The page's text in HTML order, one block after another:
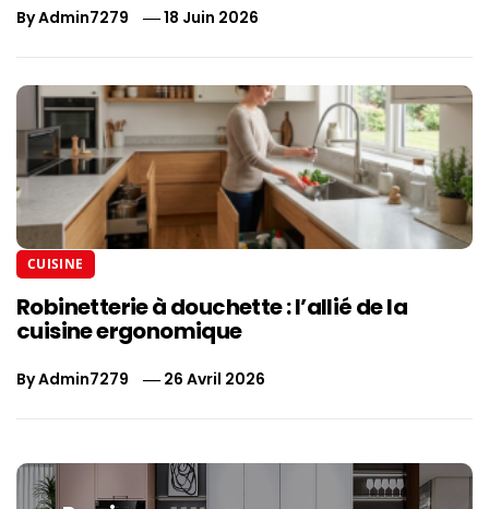
ByAdmin7279 18 Juin 2026
CUISINE
Robinetterie à douchette : l’allié de la
cuisine ergonomique
ByAdmin7279 26 Avril 2026
Navigation
de